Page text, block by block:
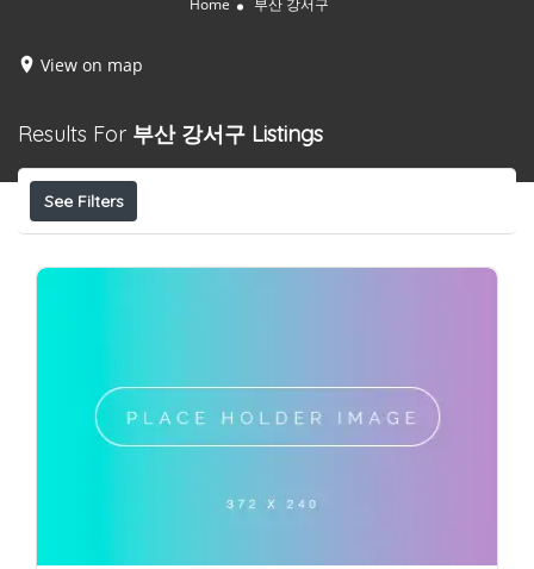
Home 부산 강서구
View on map
Results For 부산 강서구 Listings
See Filters